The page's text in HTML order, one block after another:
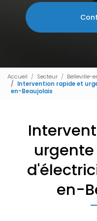
Accueil Secteur
Belleville-
Intervention rapide et
en-Beaujolais
en-